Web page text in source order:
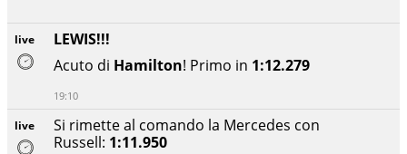
live
Si rimette al comando la Mercedes con
Russell: 1:11.950
live
LEWIS!!!
Acuto di Hamilton! Primo in 1:12.279
19:10